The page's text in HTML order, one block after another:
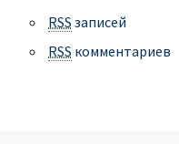
RSS записей
RSS комментариев